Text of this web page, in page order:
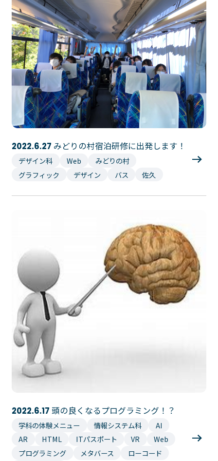
2022.6.27 みどりの村宿泊研修に出発します！
デザイン科 Web
みどりの村
グラフィック
デザイン バス 佐久
2022.6.17 頭の良くなるプログラミング！？
学科の体験メニュー 情報システム科
AI
AR
HTML ITパスポート VR
Web
プログラミング
メタバース
ローコード